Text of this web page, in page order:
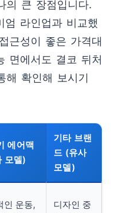
의 큰 장점입니다.
엄 라인업과 비교했
근성이 좋은 가격대
면에서도 결코 뒤처
해 확인해 보시기
에어맥
모델)
기타 브랜
드 (유사
모델)
인 운동,
디자인 중